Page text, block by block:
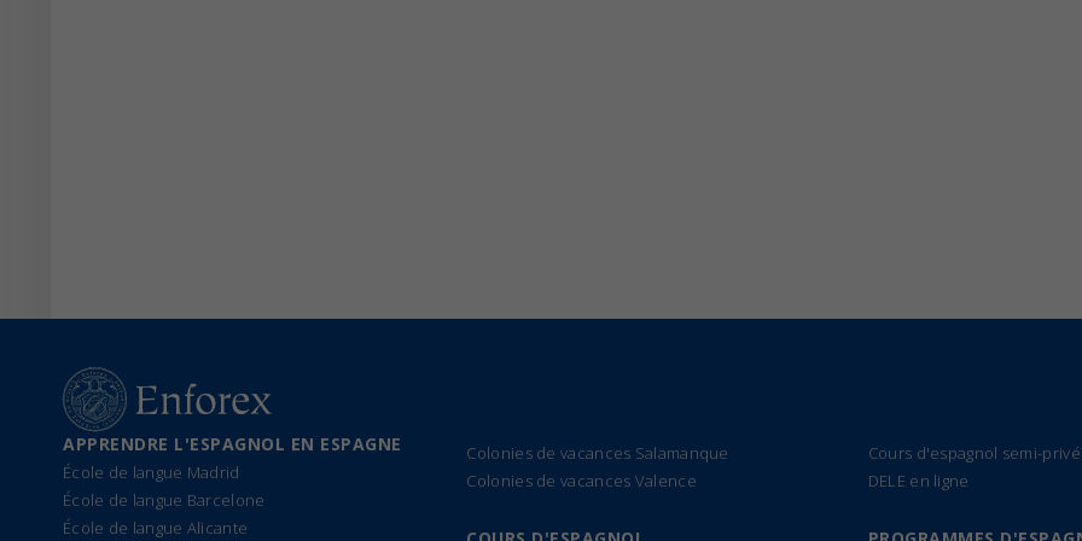
APPRENDRE L'ESPAGNOL EN ESPAGNE
École de langue Madrid
École de langue Barcelone
École de langue Alicante
Colonies de vacances Salamanque
Colonies de vacances Valence
Cours d'espagnol semi-
DELE en ligne